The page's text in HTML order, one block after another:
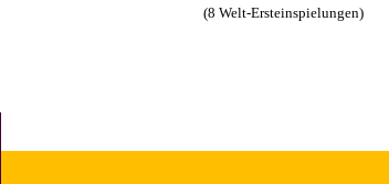
(8 Welt-Ersteinspielungen)